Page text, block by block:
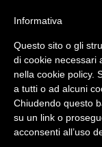
Home
Informativa
Questo sito o gli
di cookie necessari
nella cookie policy.
a tutti o ad alcuni
Chiudendo questo
su un link o
acconsenti all’uso